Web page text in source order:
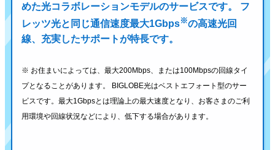
めた光コラボレーションモデルのサービスです。
フ
レッツ光と同じ通信速度最大1Gbps※の高速光回
線、充実したサポートが特長です。
※ お住まいによっては、最大200Mbps、または100Mbpsの回線タイ
プとなることがあります。
BIGLOBE光はベストエフォート型のサー
ビスです。最大1Gbpsとは理論上の最大速度となり、 お客さまのご利
用環境や回線状況などにより、低下する場合があります。